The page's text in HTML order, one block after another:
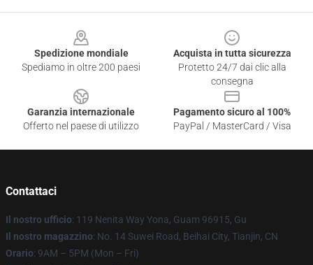
Spedizione mondiale
Spediamo in oltre 200 paesi
Acquista in tutta sicurezza
Protetto 24/7 dai clic alla
consegna
Garanzia internazionale
Offerto nel paese di utilizzo
Pagamento sicuro al 100%
PayPal / MasterCard / Visa
Contattaci
Il nostro ufficio: 119 Nenita Way Yona, Guam 96915, Gu
Il nostro magazzino: No. 14 Suwei Road, Beihai City, Tianjin, CN
Orario: 9AM – 5PM (Mon – Fri)